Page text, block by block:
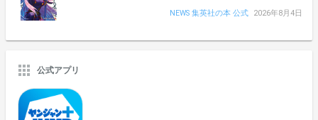
NEWS 集英社の本 公式
2026年8月4日
公式アプリ